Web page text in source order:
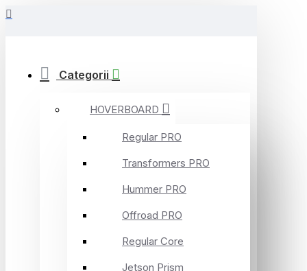
Categorii
HOVERBOARD
Regular PRO
Transformers PRO
Hummer PRO
Offroad PRO
Regular Core
Jetson Prism